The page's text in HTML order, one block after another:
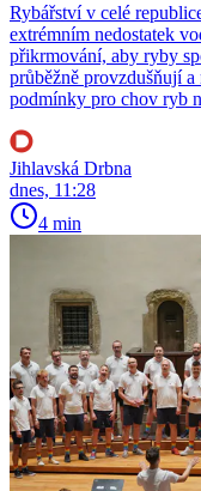
Rybářství v celé
extrémním nedostatek
přikrmování, aby ryby
průběžně provzdušňují
podmínky pro chov ryb
Jihlavská Drbna
dnes, 11:28
4 min